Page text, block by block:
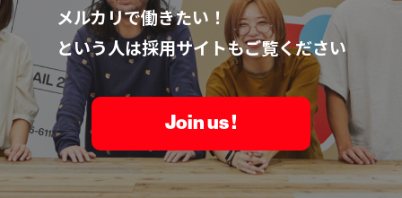
メルカリで働きたい！
という人は採用サイトもご覧ください
Join us !